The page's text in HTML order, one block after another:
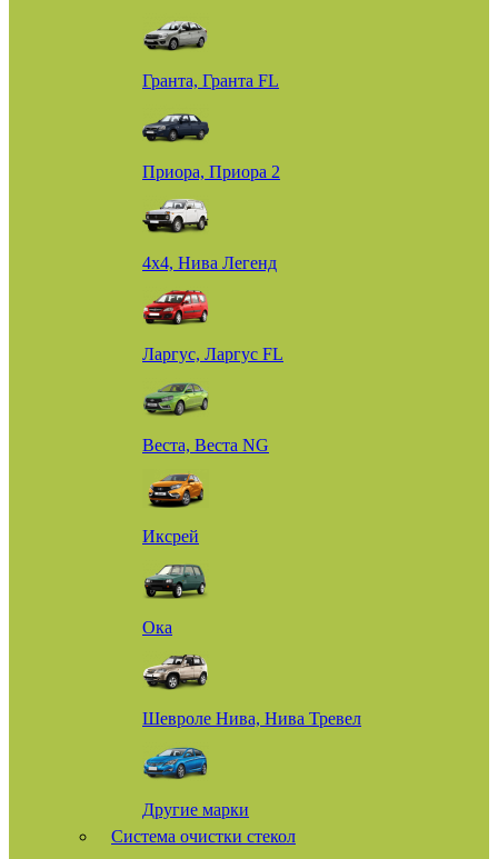
Гранта, Гранта FL
Приора, Приора 2
4х4, Нива Легенд
Ларгус, Ларгус FL
Веста, Веста NG
Иксрей
Ока
Шевроле Нива, Нива Тревел
Другие марки
Система очистки стекол